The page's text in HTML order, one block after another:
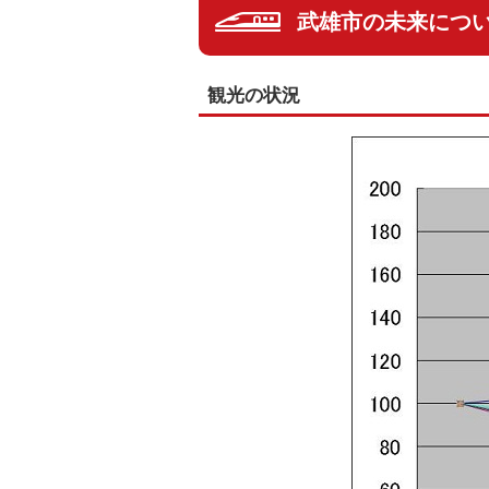
武雄市の未来につ
観光の状況